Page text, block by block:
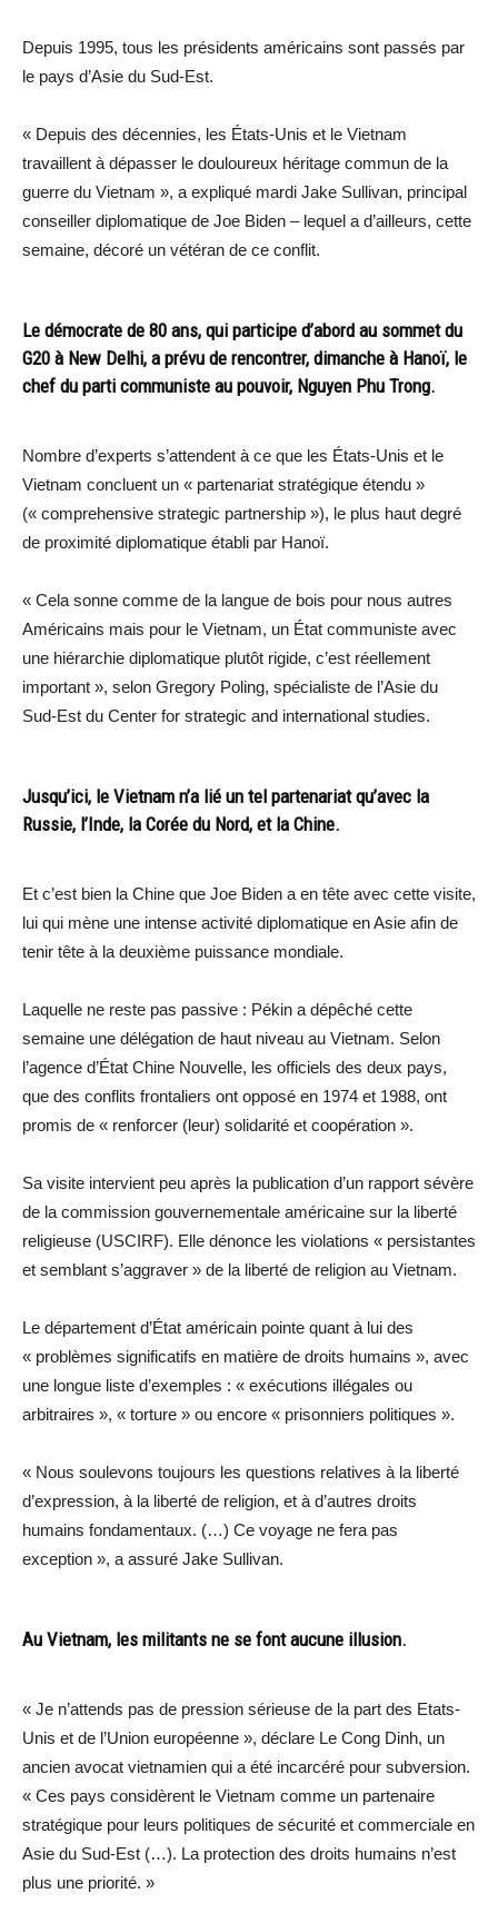
Depuis 1995, tous les présidents américains sont passés par
le pays d’Asie du Sud-Est.
« Depuis des décennies, les États-Unis et le Vietnam
travaillent à dépasser le douloureux héritage commun de la
guerre du Vietnam », a expliqué mardi Jake Sullivan, principal
conseiller diplomatique de Joe Biden – lequel a d’ailleurs, cette
semaine, décoré un vétéran de ce conflit.
Le démocrate de 80 ans, qui participe d’abord au sommet du
G20 à New Delhi, a prévu de rencontrer, dimanche à Hanoï, le
chef du parti communiste au pouvoir, Nguyen Phu Trong.
Nombre d’experts s’attendent à ce que les États-Unis et le
Vietnam concluent un « partenariat stratégique étendu »
(« comprehensive strategic partnership »), le plus haut degré
de proximité diplomatique établi par Hanoï.
« Cela sonne comme de la langue de bois pour nous autres
Américains mais pour le Vietnam, un État communiste avec
une hiérarchie diplomatique plutôt rigide, c’est réellement
important », selon Gregory Poling, spécialiste de l’Asie du
Sud-Est du Center for strategic and international studies.
Jusqu’ici, le Vietnam n’a lié un tel partenariat qu’avec la
Russie, l’Inde, la Corée du Nord, et la Chine.
Et c’est bien la Chine que Joe Biden a en tête avec cette visite,
lui qui mène une intense activité diplomatique en Asie afin de
tenir tête à la deuxième puissance mondiale.
Laquelle ne reste pas passive : Pékin a dépêché cette
semaine une délégation de haut niveau au Vietnam. Selon
l’agence d’État Chine Nouvelle, les officiels des deux pays,
que des conflits frontaliers ont opposé en 1974 et 1988, ont
promis de « renforcer (leur) solidarité et coopération ».
Sa visite intervient peu après la publication d’un rapport sévère
de la commission gouvernementale américaine sur la liberté
religieuse (USCIRF). Elle dénonce les violations « persistantes
et semblant s’aggraver » de la liberté de religion au Vietnam.
Le département d’État américain pointe quant à lui des
« problèmes significatifs en matière de droits humains », avec
une longue liste d’exemples : « exécutions illégales ou
arbitraires », « torture » ou encore « prisonniers politiques ».
« Nous soulevons toujours les questions relatives à la liberté
d’expression, à la liberté de religion, et à d’autres droits
humains fondamentaux. (…) Ce voyage ne fera pas
exception », a assuré Jake Sullivan.
Au Vietnam, les militants ne se font aucune illusion.
« Je n’attends pas de pression sérieuse de la part des Etats-
Unis et de l’Union européenne », déclare Le Cong Dinh, un
ancien avocat vietnamien qui a été incarcéré pour subversion.
« Ces pays considèrent le Vietnam comme un partenaire
stratégique pour leurs politiques de sécurité et commerciale en
Asie du Sud-Est (…). La protection des droits humains n’est
plus une priorité. »